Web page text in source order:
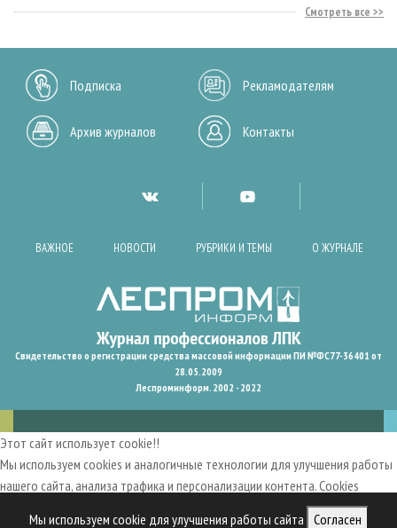
Мы используем cookie для улучшения работы сайта Согласен
Смотреть все
Подписка Рекламодателям
Архив журналов Контакты
ВАЖНОЕ НОВОСТИ РУБРИКИ И ТЕМЫ О ЖУРНАЛЕ
Свидетельство о регистрации средства массовой информации ПИ №ФС77-36401 от
28.05.2009
Леспроминформ. 2002 - 2022
Этот сайт использует cookie!!
Мы используем cookies и аналогичные технологии для улучшения работы
нашего сайта, анализа трафика и персонализации контента. Cookies